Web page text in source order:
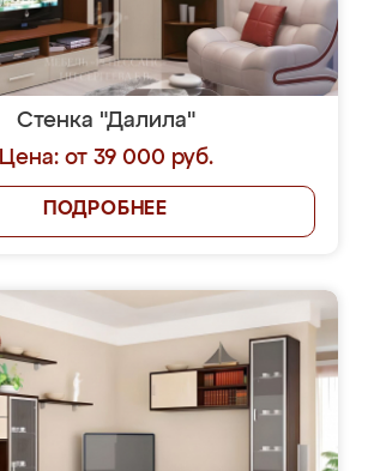
Стенка "Далила"
Цена: от 39 000 руб.
ПОДРОБНЕЕ